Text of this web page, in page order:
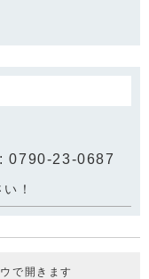
0790-23-0687
！
で開きます